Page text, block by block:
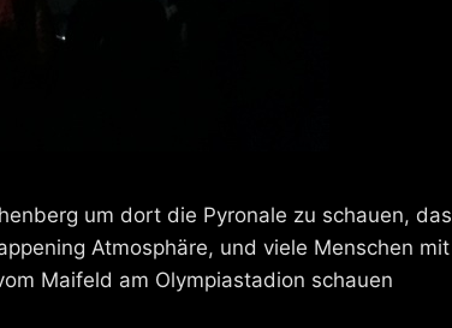
um dort die Pyronale zu schauen, das
Atmosphäre, und viele Menschen mit
Maifeld am Olympiastadion schauen